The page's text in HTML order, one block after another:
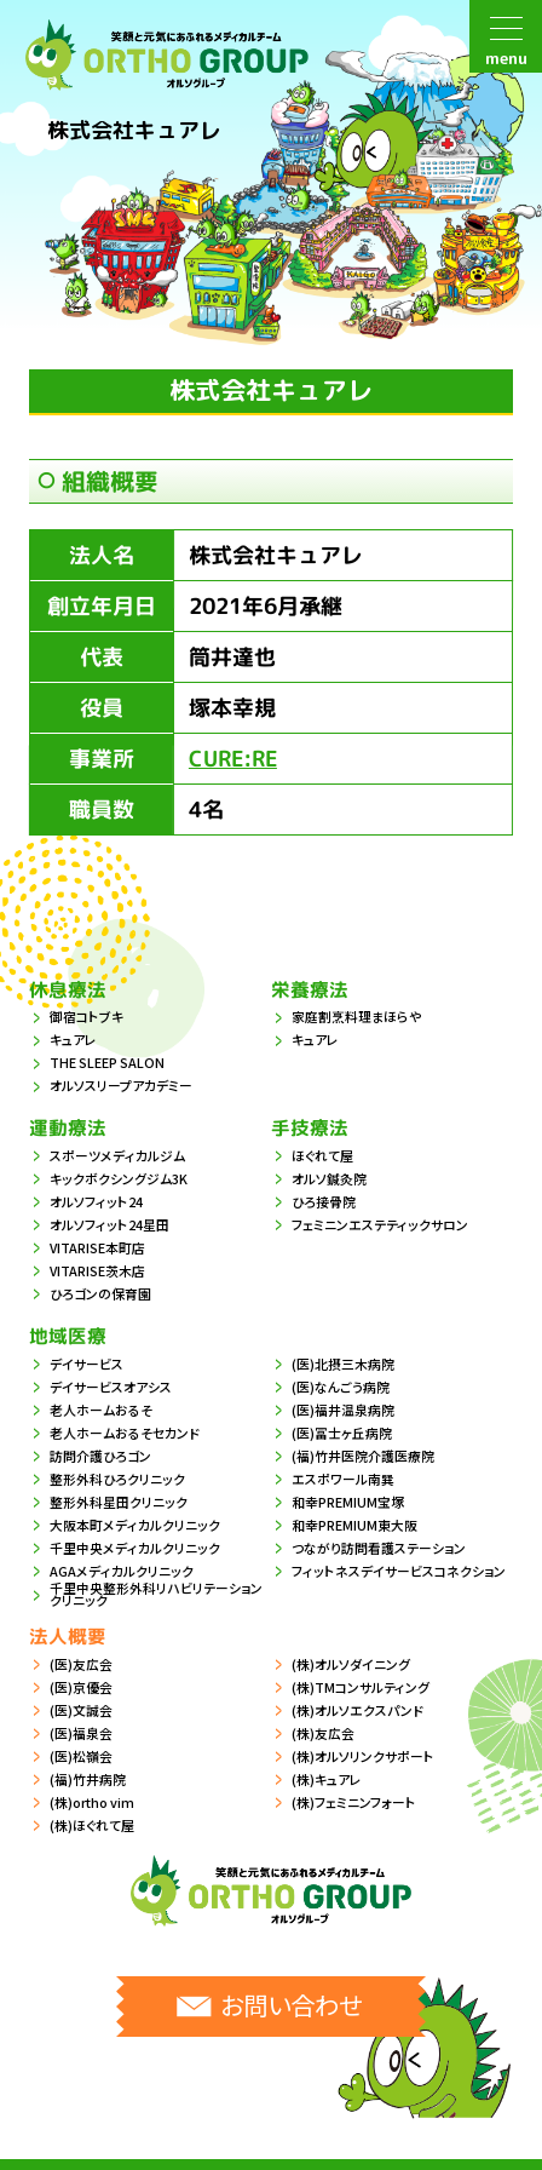
menu
株式会社キュアレ
株式会社キュアレ
組織概要
法人名 株式会社キュアレ
創立年月日 2021年6月承継
代表 筒井達也
役員 塚本幸規
事業所 CURE:RE
職員数 4名
休息療法
御宿コトブキ
キュアレ
THE SLEEP SALON
オルソスリープアカデミー
栄養療法
家庭割烹料理まほらや
キュアレ
運動療法
スポーツメディカルジム
キックボクシングジム3K
オルソフィット24
オルソフィット24星田
VITARISE本町店
VITARISE茨木店
ひろゴンの保育園
手技療法
ほぐれて屋
オルソ鍼灸院
ひろ接骨院
フェミニンエステティックサロン
地域医療
デイサービス
デイサービスオアシス
老人ホームおるそ
老人ホームおるそセカンド
訪問介護ひろゴン
整形外科ひろクリニック
整形外科星田クリニック
大阪本町メディカルクリニック
千里中央メディカルクリニック
AGAメディカルクリニック
千里中央整形外科リハビリテーション
クリニック
(医)北摂三木病院
(医)なんごう病院
(医)福井温泉病院
(医)冨士ヶ丘病院
(福)竹井医院介護医療院
エスポワール南巽
和幸PREMIUM宝塚
和幸PREMIUM東大阪
つながり訪問看護ステーション
フィットネスデイサービスコネクション
法人概要
(医)友広会
(医)京優会
(医)文誠会
(医)福泉会
(医)松嶺会
(福)竹井病院
(株)ortho vim
(株)ほぐれて屋
(株)オルソダイニング
(株)TMコンサルティング
(株)オルソエクスパンド
(株)友広会
(株)オルソリンクサポート
(株)キュアレ
(株)フェミニンフォート
お問い合わせ